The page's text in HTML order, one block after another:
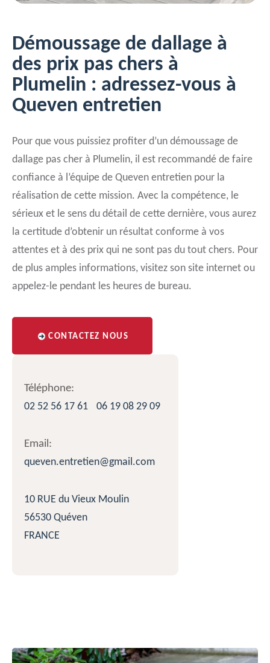
Démoussage de dallage à
des prix pas chers à
Plumelin : adressez-vous à
Queven entretien
Pour que vous puissiez profiter d’un démoussage de
dallage pas cher à Plumelin, il est recommandé de faire
confiance à l’équipe de Queven entretien pour la
réalisation de cette mission. Avec la compétence, le
sérieux et le sens du détail de cette dernière, vous aurez
la certitude d’obtenir un résultat conforme à vos
attentes et à des prix qui ne sont pas du tout chers. Pour
de plus amples informations, visitez son site internet ou
appelez-le pendant les heures de bureau.
CONTACTEZ NOUS
Téléphone:
02 52 56 17 61
06 19 08 29 09
Email:
queven.entretien@gmail.com
10 RUE du Vieux Moulin
56530 Quéven
FRANCE